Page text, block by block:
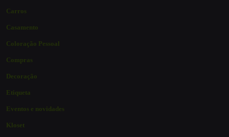
Carros
Casamento
Coloração Pessoal
Compras
Decoração
Etiqueta
Eventos e novidades
Kloset